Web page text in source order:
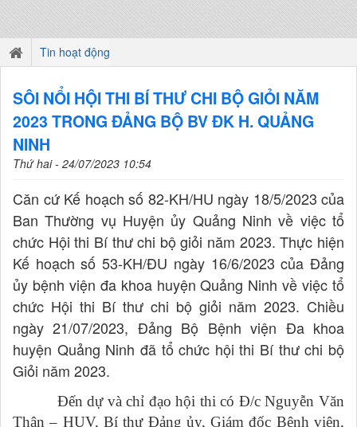
Tin hoạt động
SÔI NỔI HỘI THI BÍ THƯ CHI BỘ GIỎI NĂM
2023 TRONG ĐẢNG BỘ BV ĐK H. QUẢNG
NINH
Thứ hai - 24/07/2023 10:54
Căn cứ Kế hoạch số 82-KH/HU ngày 18/5/2023 của
Ban Thường vụ Huyện ủy Quảng Ninh về việc tổ
chức Hội thi Bí thư chi bộ giỏi năm 2023. Thực hiện
Kế hoạch số 53-KH/ĐU ngày 16/6/2023 của Đảng
ủy bệnh viện đa khoa huyện Quảng Ninh về việc tổ
chức Hội thi Bí thư chi bộ giỏi năm 2023. Chiều
ngày 21/07/2023, Đảng Bộ Bệnh viện Đa khoa
huyện Quảng Ninh đã tổ chức hội thi Bí thư chi bộ
Giỏi năm 2023.
Đến dự và chỉ đạo hội thi có Đ/c Nguyễn Văn
Thân – HUV, Bí thư Đảng ủy, Giám đốc Bệnh viện,